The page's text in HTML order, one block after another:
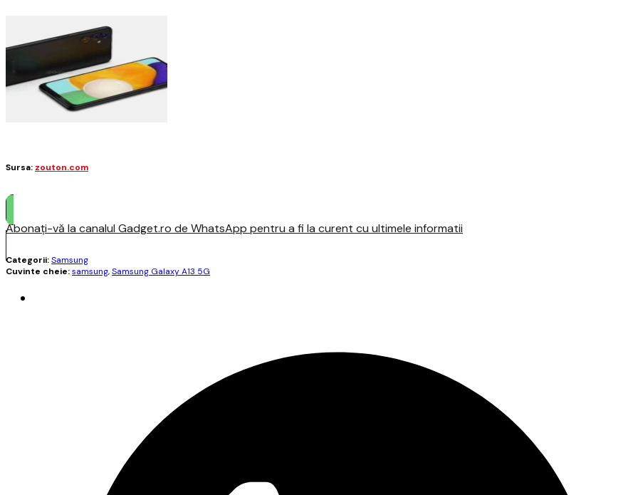
Sursa: zouton.com
Abonați-vă la canalul Gadget.ro de WhatsApp pentru a fi la curent cu ultimele informatii
Categorii:Samsung
Cuvinte cheie:samsung,Samsung Galaxy A13 5G